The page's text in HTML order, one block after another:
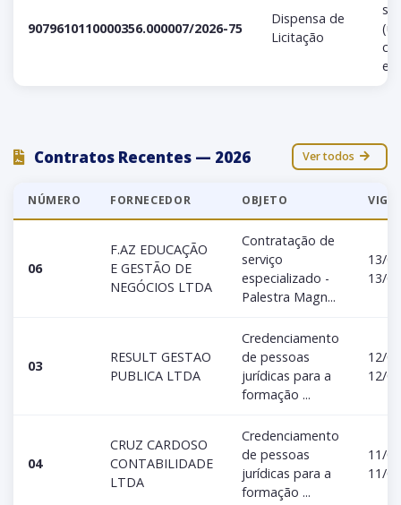
9079610110000356.000007/2026-75
Dispensa de
Licitação
Contratos Recentes — 2026 Ver todos
NÚMERO FORNECEDOR OBJETO
06
F.AZ EDUCAÇÃO
E GESTÃO DE
NEGÓCIOS LTDA
Contratação de
serviço
especializado -
Palestra Magn...
13/
13/
03
RESULT GESTAO
PUBLICA LTDA
Credenciamento
de pessoas
jurídicas para a
formação ...
12/
12/
04
CRUZ CARDOSO
CONTABILIDADE
LTDA
Credenciamento
de pessoas
jurídicas para a
formação ...
11/
11/